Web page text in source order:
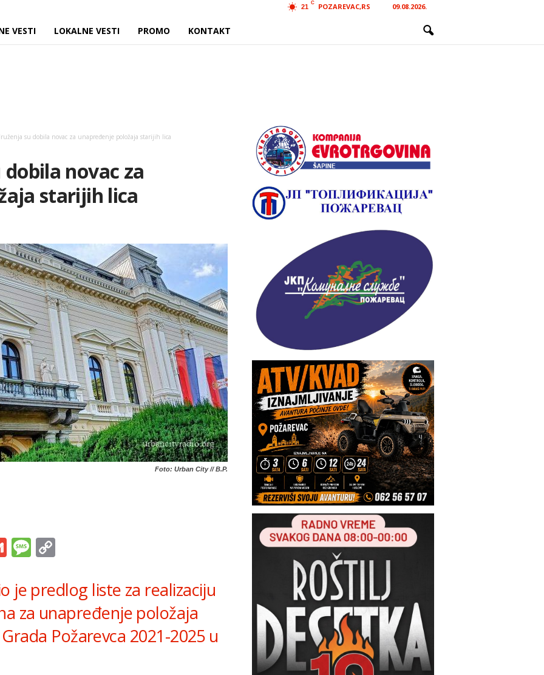
21
C POZAREVAC,RS 09.08.2026.
VESTI LOKALNE VESTI PROMO KONTAKT
su dobila novac za unapređenje položaja starijih lica
novac za
starijih lica
Foto: Urban City // B.P.
GmailMessage
je predlog liste za realizaciju
za unapređenje položaja
Požarevca 2021-2025 u